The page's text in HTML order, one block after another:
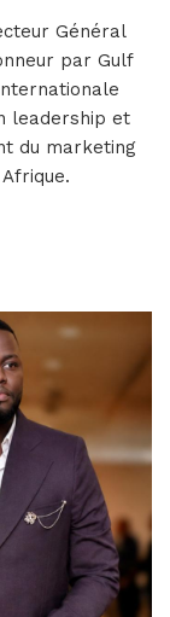
Général
par Gulf
leadership et
du marketing